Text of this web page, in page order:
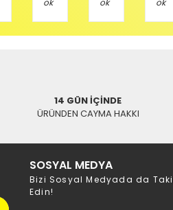
14 GÜN İÇİNDE
ÜRÜNDEN CAYMA HAKKI
SOSYAL MEDYA
Bizi Sosyal Medyada da
Edin!